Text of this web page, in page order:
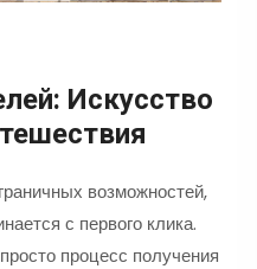
Искусство
возможностей,
с первого клика.
процесс получения